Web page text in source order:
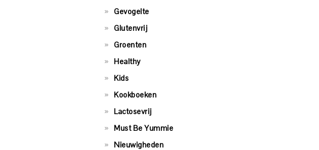
Gevogelte
Glutenvrij
Groenten
Healthy
Kids
Kookboeken
Lactosevrij
Must Be Yummie
Nieuwigheden